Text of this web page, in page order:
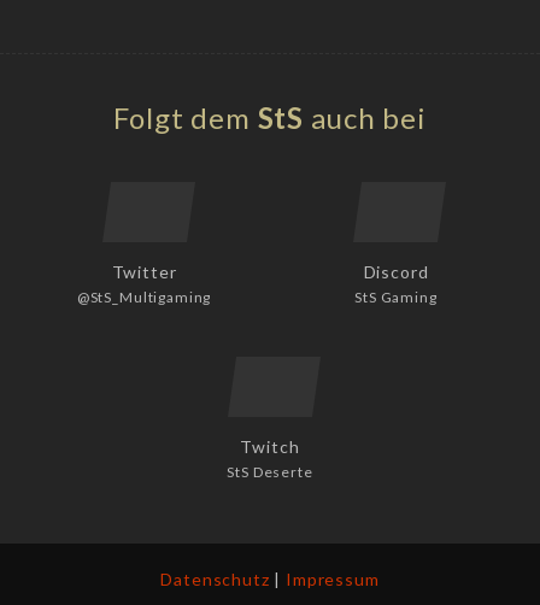
Folgt dem StS auch bei
Twitter
@StS_Multigaming
Discord
StS Gaming
Twitch
StS Deserte
Datenschutz | Impressum